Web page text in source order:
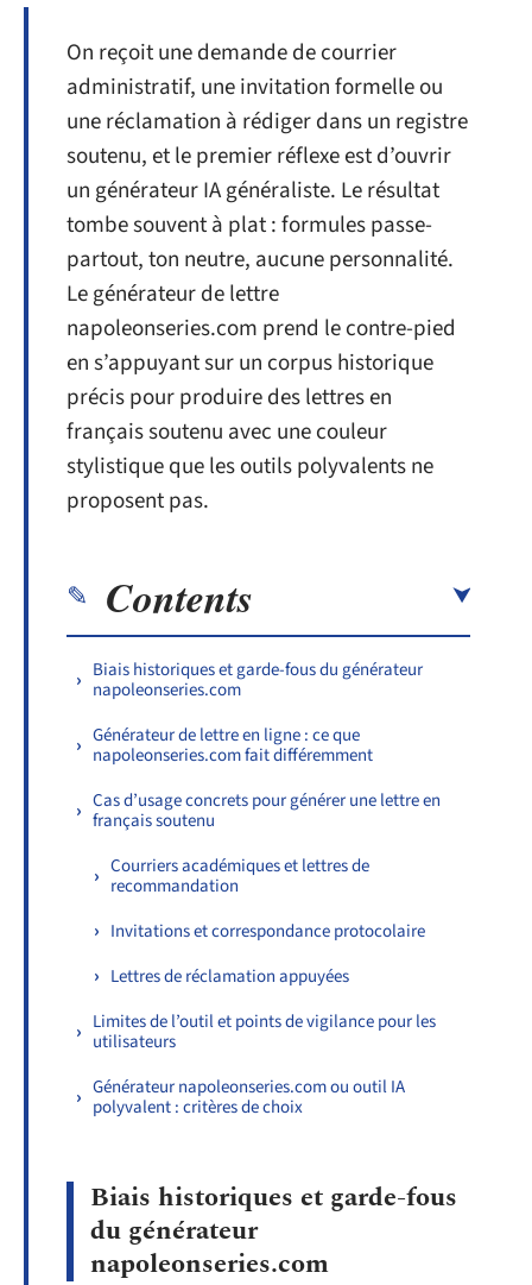
On reçoit une demande de courrier
administratif, une invitation formelle ou
une réclamation à rédiger dans un registre
soutenu, et le premier réflexe est d’ouvrir
un générateur IA généraliste. Le résultat
tombe souvent à plat : formules passe-
partout, ton neutre, aucune personnalité.
Le générateur de lettre
napoleonseries.com prend le contre-pied
en s’appuyant sur un corpus historique
précis pour produire des lettres en
français soutenu avec une couleur
stylistique que les outils polyvalents ne
proposent pas.
Contents
Biais historiques et garde-fous du générateur
napoleonseries.com
Générateur de lettre en ligne : ce que
napoleonseries.com fait différemment
Cas d’usage concrets pour générer une lettre en
français soutenu
Courriers académiques et lettres de
recommandation
Invitations et correspondance protocolaire
Lettres de réclamation appuyées
Limites de l’outil et points de vigilance pour les
utilisateurs
Générateur napoleonseries.com ou outil IA
polyvalent : critères de choix
Biais historiques et garde-fous
du générateur
napoleonseries.com